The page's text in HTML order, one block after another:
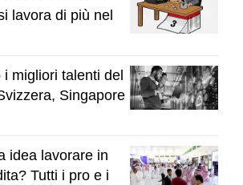
lavora di più nel
migliori talenti del
Singapore
idea lavorare in
Tutti i pro e i